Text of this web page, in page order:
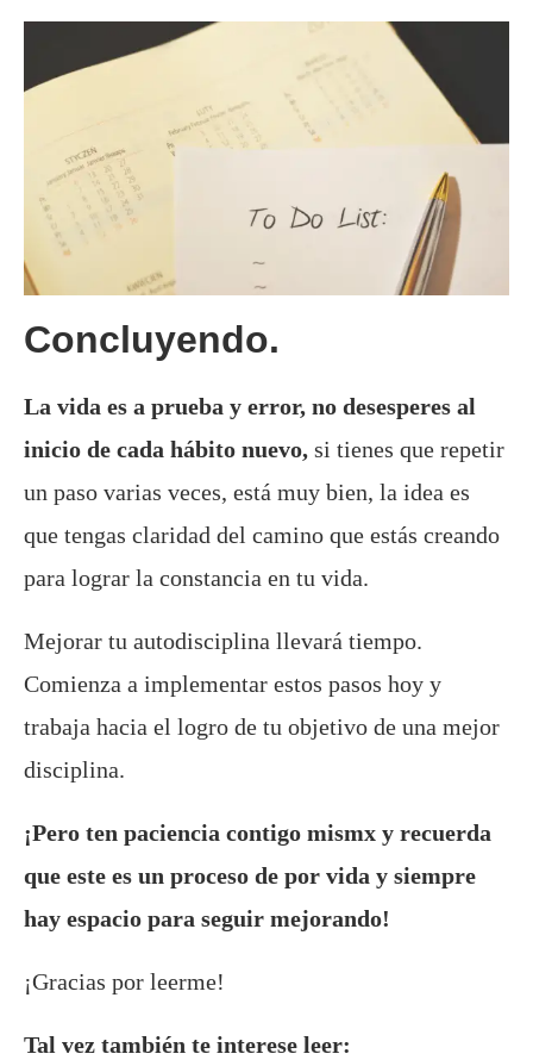
Concluyendo.
La vida es a prueba y error, no desesperes al
inicio de cada hábito nuevo, si tienes que repetir
un paso varias veces, está muy bien, la idea es
que tengas claridad del camino que estás creando
para lograr la constancia en tu vida.
Mejorar tu autodisciplina llevará tiempo.
Comienza a implementar estos pasos hoy y
trabaja hacia el logro de tu objetivo de una mejor
disciplina.
¡Pero ten paciencia contigo mismx y recuerda
que este es un proceso de por vida y siempre
hay espacio para seguir mejorando!
¡Gracias por leerme!
Tal vez también te interese leer: